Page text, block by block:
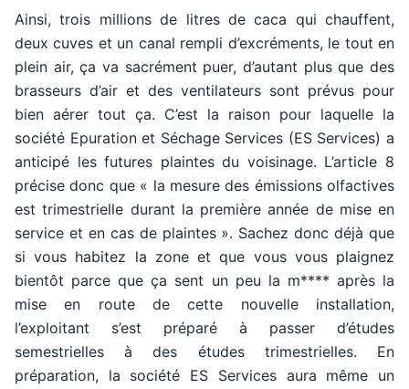
Ainsi, trois millions de litres de caca qui chauffent,
deux cuves et un canal rempli d’excréments, le tout en
plein air, ça va sacrément puer, d’autant plus que des
brasseurs d’air et des ventilateurs sont prévus pour
bien aérer tout ça. C’est la raison pour laquelle la
société Epuration et Séchage Services (ES Services) a
anticipé les futures plaintes du voisinage. L’article 8
précise donc que « la mesure des émissions olfactives
est trimestrielle durant la première année de mise en
service et en cas de plaintes ». Sachez donc déjà que
si vous habitez la zone et que vous vous plaignez
bientôt parce que ça sent un peu la m**** après la
mise en route de cette nouvelle installation,
l’exploitant s’est préparé à passer d’études
semestrielles à des études trimestrielles. En
préparation, la société ES Services aura même un